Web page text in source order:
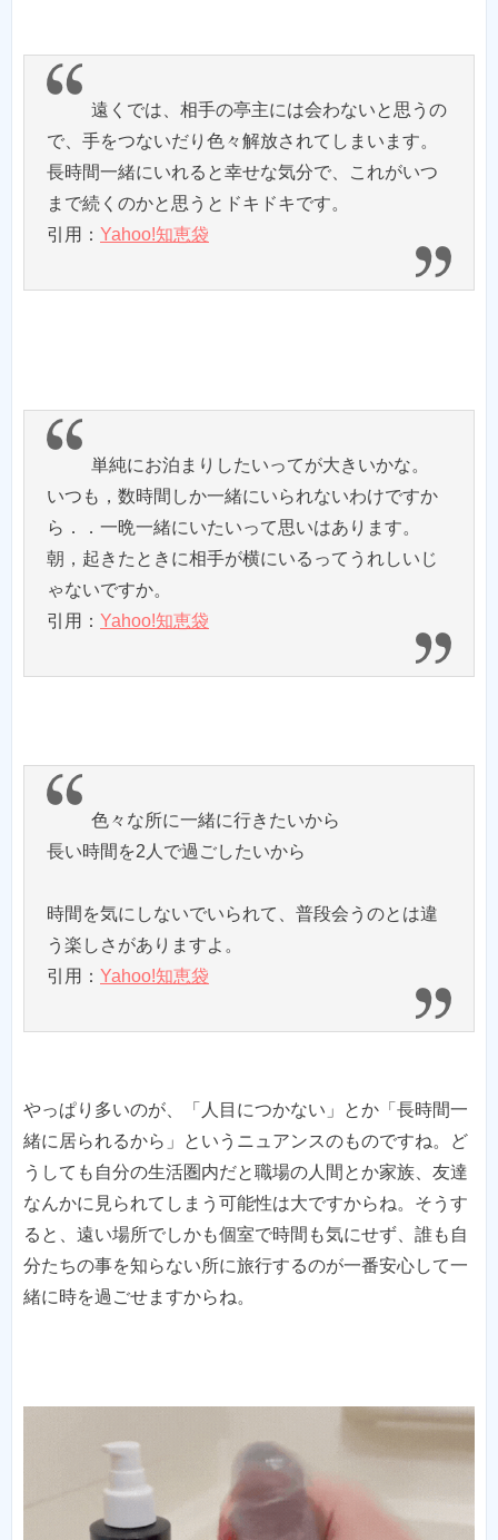
遠くでは、相手の亭主には会わないと思うの
で、手をつないだり色々解放されてしまいます。
長時間一緒にいれると幸せな気分で、これがいつ
まで続くのかと思うとドキドキです。
引用： Yahoo!知恵袋
単純にお泊まりしたいってが大きいかな。
いつも，数時間しか一緒にいられないわけですか
ら．．一晩一緒にいたいって思いはあります。
朝，起きたときに相手が横にいるってうれしいじ
ゃないですか。
引用： Yahoo!知恵袋
色々な所に一緒に行きたいから
長い時間を2人で過ごしたいから
時間を気にしないでいられて、普段会うのとは違
う楽しさがありますよ。
引用： Yahoo!知恵袋
やっぱり多いのが、「人目につかない」とか「長時間一
緒に居られるから」というニュアンスのものですね。ど
うしても自分の生活圏内だと職場の人間とか家族、友達
なんかに見られてしまう可能性は大ですからね。そうす
ると、遠い場所でしかも個室で時間も気にせず、誰も自
分たちの事を知らない所に旅行するのが一番安心して一
緒に時を過ごせますからね。